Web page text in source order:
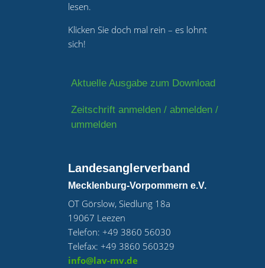
lesen.
Klicken Sie doch mal rein – es lohnt
sich!
Aktuelle Ausgabe zum Download
Zeitschrift anmelden / abmelden /
ummelden
Landesanglerverband
Mecklenburg-Vorpommern e.V.
OT Görslow, Siedlung 18a
19067 Leezen
Telefon: +49 3860 56030
Telefax: +49 3860 560329
info@lav-mv.de